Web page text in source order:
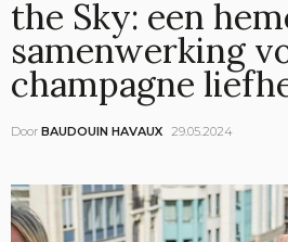
the Sky: een
samenwerking
champagne
Door BAUDOUIN HAVAUX 29.05.2024